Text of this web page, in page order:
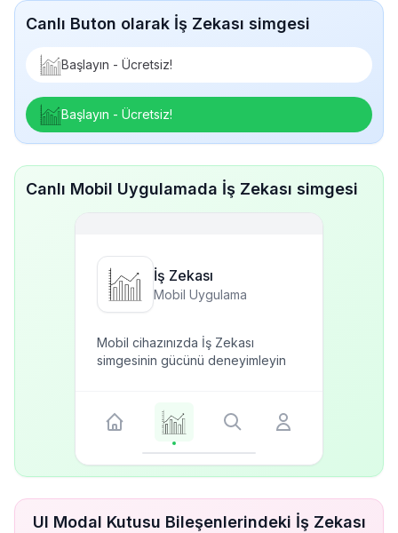
Canlı Buton olarak İş Zekası simgesi
Başlayın - Ücretsiz!
Başlayın - Ücretsiz!
Canlı Mobil Uygulamada İş Zekası simgesi
İş Zekası
Mobil Uygulama
Mobil cihazınızda İş Zekası
simgesinin gücünü deneyimleyin
UI Modal Kutusu Bileşenlerindeki İş Zekası